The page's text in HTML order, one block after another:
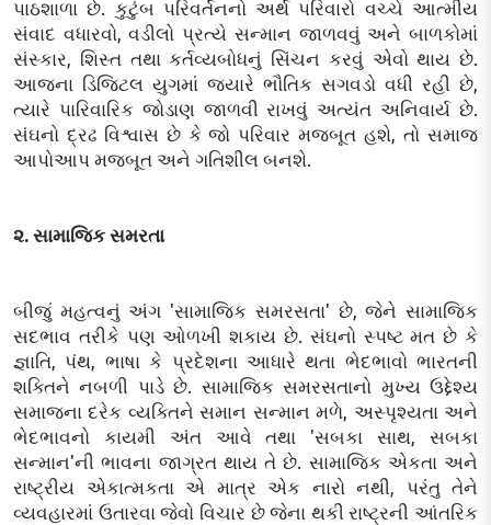
પાઠશાળા છે. કુટુંબ પરિવર્તનનો અર્થ પરિવારો વચ્ચે આત્મીય
સંવાદ વધારવો, વડીલો પ્રત્યે સન્માન જાળવવું અને બાળકોમાં
સંસ્કાર, શિસ્ત તથા કર્તવ્યબોધનું સિંચન કરવું એવો થાય છે.
આજના ડિજિટલ યુગમાં જ્યારે ભૌતિક સગવડો વધી રહી છે,
ત્યારે પારિવારિક જોડાણ જાળવી રાખવું અત્યંત અનિવાર્ય છે.
સંઘનો દ્રઢ વિશ્વાસ છે કે જો પરિવાર મજબૂત હશે, તો સમાજ
આપોઆપ મજબૂત અને ગતિશીલ બનશે.
૨. સામાજિક સમરતા
બીજું મહત્વનું અંગ 'સામાજિક સમરસતા' છે, જેને સામાજિક
સદભાવ તરીકે પણ ઓળખી શકાય છે. સંઘનો સ્પષ્ટ મત છે કે
જ્ઞાતિ, પંથ, ભાષા કે પ્રદેશના આધારે થતા ભેદભાવો ભારતની
શક્તિને નબળી પાડે છે. સામાજિક સમરસતાનો મુખ્ય ઉદ્દેશ્ય
સમાજના દરેક વ્યક્તિને સમાન સન્માન મળે, અસ્પૃશ્યતા અને
ભેદભાવનો કાયમી અંત આવે તથા 'સબકા સાથ, સબકા
સન્માન'ની ભાવના જાગ્રત થાય તે છે. સામાજિક એકતા અને
રાષ્ટ્રીય એકાત્મકતા એ માત્ર એક નારો નથી, પરંતુ તેને
વ્યવહારમાં ઉતારવા જેવો વિચાર છે જેના થકી રાષ્ટ્રની આંતરિક